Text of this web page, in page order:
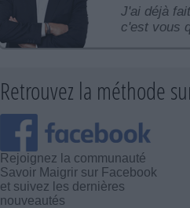
J'ai déjà
c'est vous
Retrouvez la méthode
Rejoignez la communauté
Savoir Maigrir sur Facebook
et suivez les dernières
nouveautés